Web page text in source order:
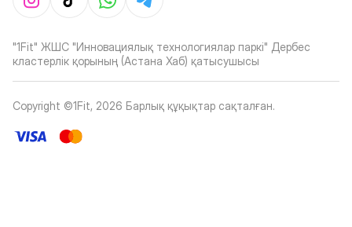
"1Fit" ЖШС "Инновациялық технологиялар паркі" Дербес
кластерлік қорының (Астана Хаб) қатысушысы
Copyright ©1Fit, 2026 Барлық құқықтар сақталған.